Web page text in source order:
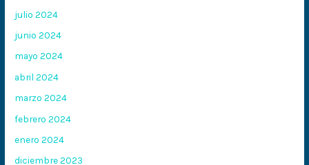
julio 2024
junio 2024
mayo 2024
abril 2024
marzo 2024
febrero 2024
enero 2024
diciembre 2023